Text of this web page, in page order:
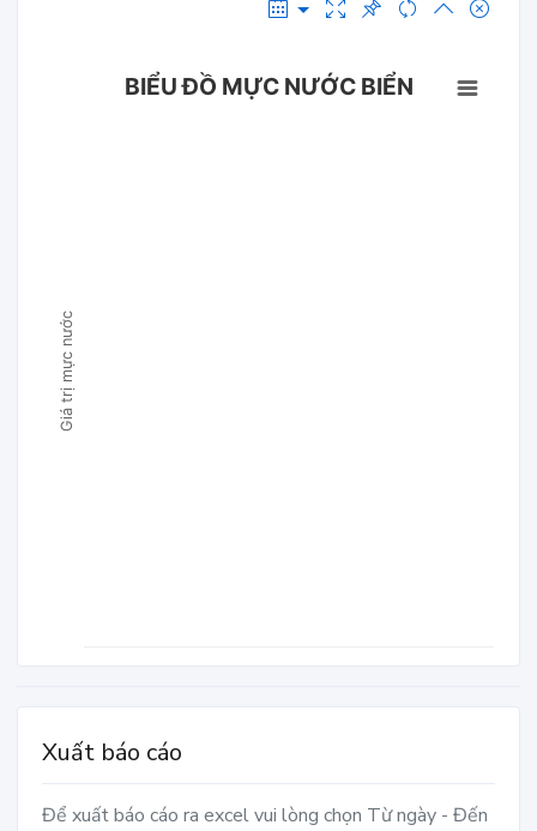
Giá trị mực nước
BIỂU ĐỒ MỰC NƯỚC BIỂN
Xuất báo cáo
Để xuất báo cáo ra excel vui lòng chọn Từ ngày - Đến